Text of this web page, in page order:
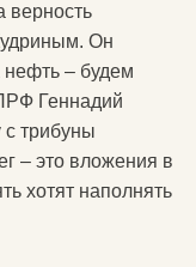
верность
Он
нефть – будем
Геннадий
трибуны
– это вложения в
хотят наполнять